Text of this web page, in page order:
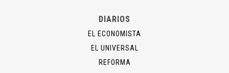
DIARIOS
EL ECONOMISTA
EL UNIVERSAL
REFORMA